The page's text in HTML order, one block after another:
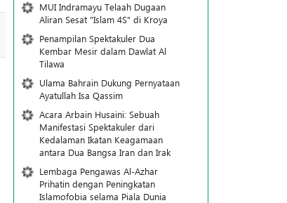
MUI Indramayu Telaah Dugaan
Aliran Sesat "Islam 4S" di Kroya
Penampilan Spektakuler Dua
Kembar Mesir dalam Dawlat Al
Tilawa
Ulama Bahrain Dukung Pernyataan
Ayatullah Isa Qassim
Acara Arbain Husaini: Sebuah
Manifestasi Spektakuler dari
Kedalaman Ikatan Keagamaan
antara Dua Bangsa Iran dan Irak
Lembaga Pengawas Al-Azhar
Prihatin dengan Peningkatan
Islamofobia selama Piala Dunia